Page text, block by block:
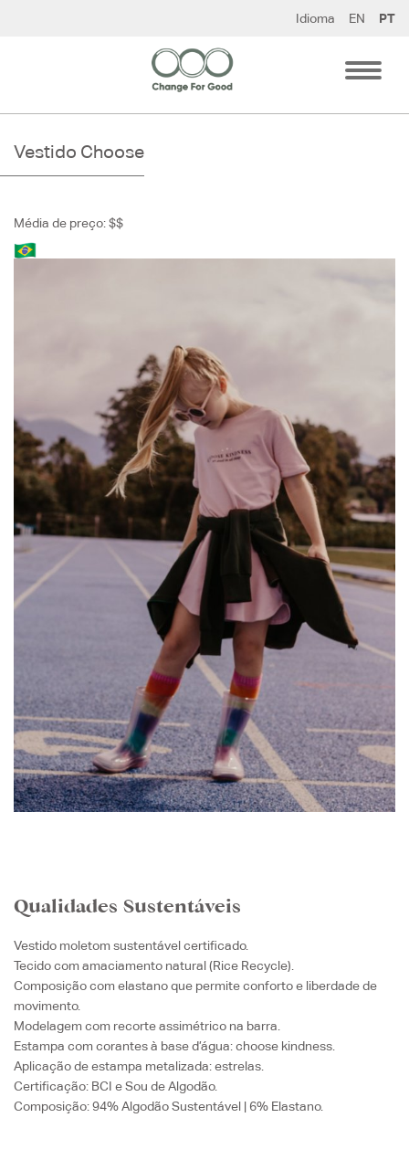
Idioma EN PT
Vestido Choose
Média de preço: $$
Qualidades Sustentáveis
Vestido moletom sustentável certificado.
Tecido com amaciamento natural (Rice Recycle).
Composição com elastano que permite conforto e liberdade de
movimento.
Modelagem com recorte assimétrico na barra.
Estampa com corantes à base d’água: choose kindness.
Aplicação de estampa metalizada: estrelas.
Certificação: BCI e Sou de Algodão.
Composição: 94% Algodão Sustentável | 6% Elastano.